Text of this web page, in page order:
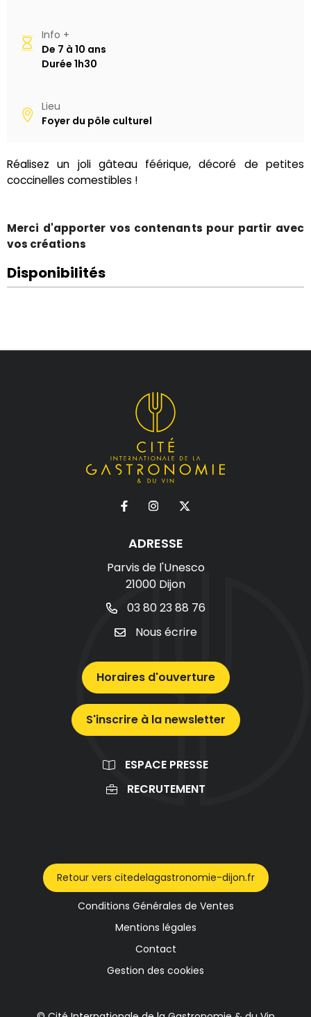
Info +
De 7 à 10 ans
Durée 1h30
Lieu
Foyer du pôle culturel
Réalisez un joli gâteau féérique, décoré de petites
coccinelles comestibles !
Merci d'apporter vos contenants pour partir avec
vos créations
Disponibilités
ADRESSE
Parvis de l'Unesco
21000 Dijon
03 80 23 88 76
Nous écrire
Horaires d'ouverture
S'inscrire à la newsletter
ESPACE PRESSE
RECRUTEMENT
Retour vers citedelagastronomie-dijon.fr
Conditions Générales de Ventes
Mentions légales
Contact
Gestion des cookies